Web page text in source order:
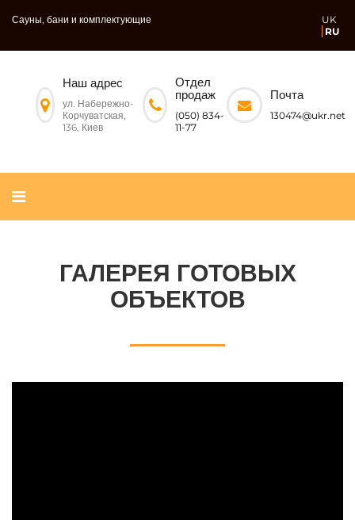
Сауны, бани и комплектующие
UK
RU
Наш адрес
ул. Набережно-
Корчуватская,
136, Киев
Отдел
продаж
(050) 834-
11-77
Почта
130474@ukr.net
ГАЛЕРЕЯ ГОТОВЫХ
ОБЪЕКТОВ